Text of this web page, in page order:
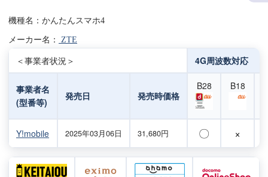
機種名：かんたんスマホ4
メーカー名： ZTE
＜事業者状況＞ 4G周波数対応
事業者名
(型番等)
発売日 発売時価格
B28 B18
Y!mobile 2025年03月06日 31,680円 〇 ×